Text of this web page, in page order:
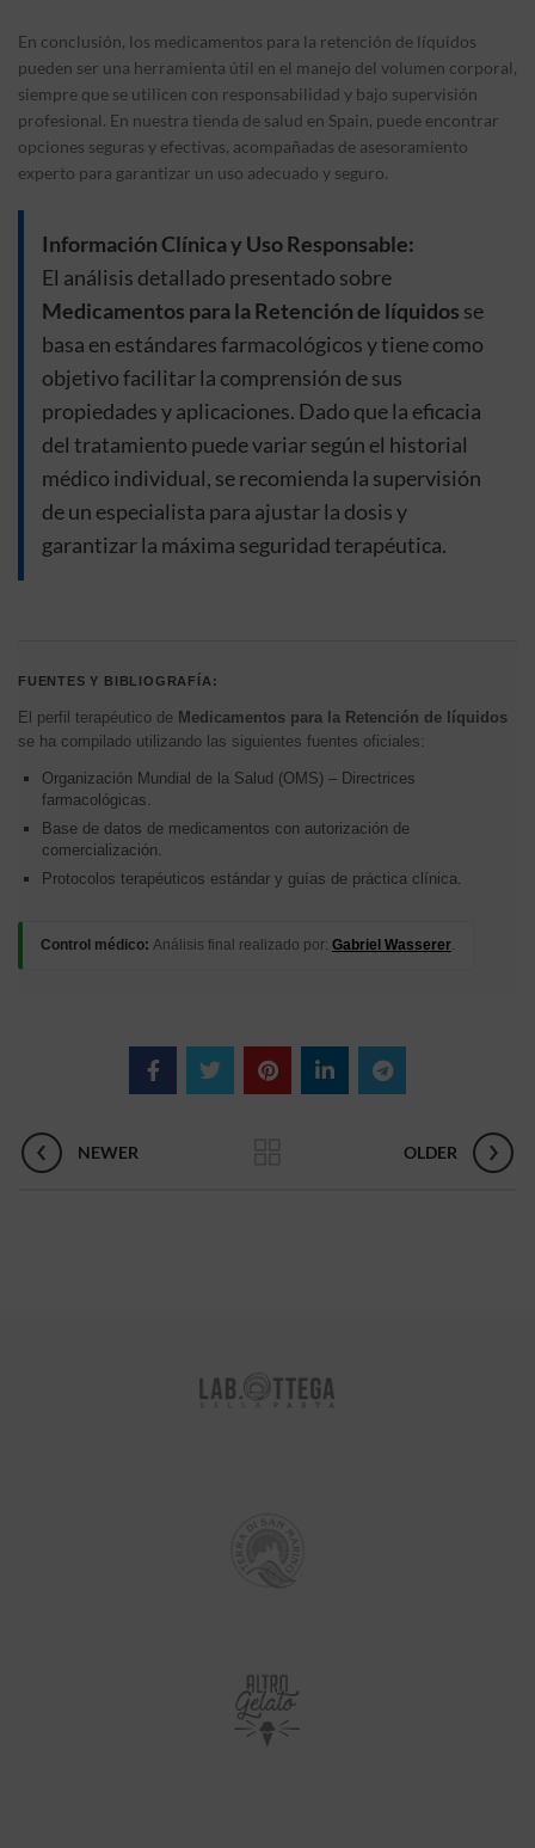
En conclusión, los medicamentos para la retención de líquidos
pueden ser una herramienta útil en el manejo del volumen corporal,
siempre que se utilicen con responsabilidad y bajo supervisión
profesional. En nuestra tienda de salud en Spain, puede encontrar
opciones seguras y efectivas, acompañadas de asesoramiento
experto para garantizar un uso adecuado y seguro.
Información Clínica y Uso Responsable:
El análisis detallado presentado sobre
Medicamentos para la Retención de líquidos se
basa en estándares farmacológicos y tiene como
objetivo facilitar la comprensión de sus
propiedades y aplicaciones. Dado que la eficacia
del tratamiento puede variar según el historial
médico individual, se recomienda la supervisión
de un especialista para ajustar la dosis y
garantizar la máxima seguridad terapéutica.
FUENTES Y BIBLIOGRAFÍA:
El perfil terapéutico de Medicamentos para la Retención de líquidos
se ha compilado utilizando las siguientes fuentes oficiales:
Organización Mundial de la Salud (OMS) – Directrices
farmacológicas.
Base de datos de medicamentos con autorización de
comercialización.
Protocolos terapéuticos estándar y guías de práctica clínica.
Control médico: Análisis final realizado por: Gabriel Wasserer.
NEWER OLDER